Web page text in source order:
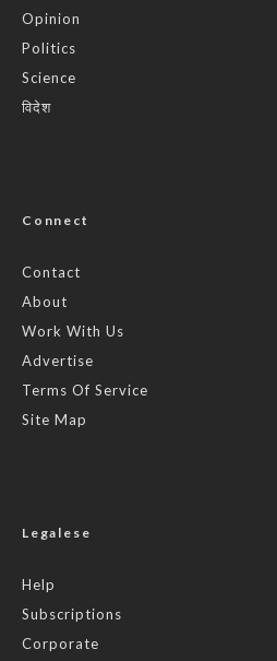
Opinion
Politics
Science
विदेश
Connect
Contact
About
Work With Us
Advertise
Terms Of Service
Site Map
Legalese
Help
Subscriptions
Corporate